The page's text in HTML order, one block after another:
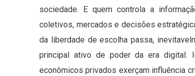
sociedade. E quem controla a
coletivos, mercados e decisões
da liberdade de escolha passa,
principal ativo de poder da era digital.
econômicos privados exerçam influência